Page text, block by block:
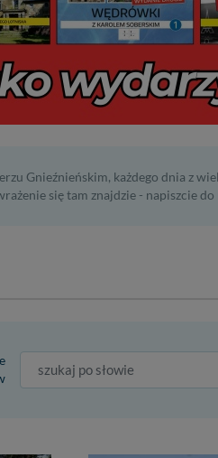
Gnieźnieńskim, każdego dnia z
się tam znajdzie - napiszcie do